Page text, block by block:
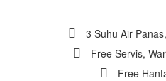
3 Suhu Air
Free Servis,
Free